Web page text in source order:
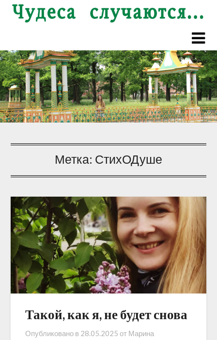
Перейти
Метка: СтихОДуше
Такой, как я, не будет снова
Опубликовано в 28.05.2025 от Марина